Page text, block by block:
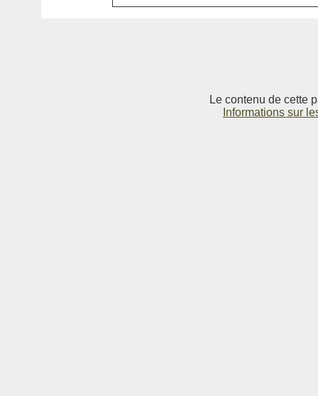
Le contenu de cette
Informations sur